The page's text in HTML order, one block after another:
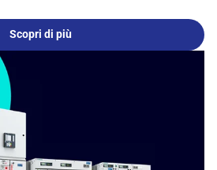
Scopri di più